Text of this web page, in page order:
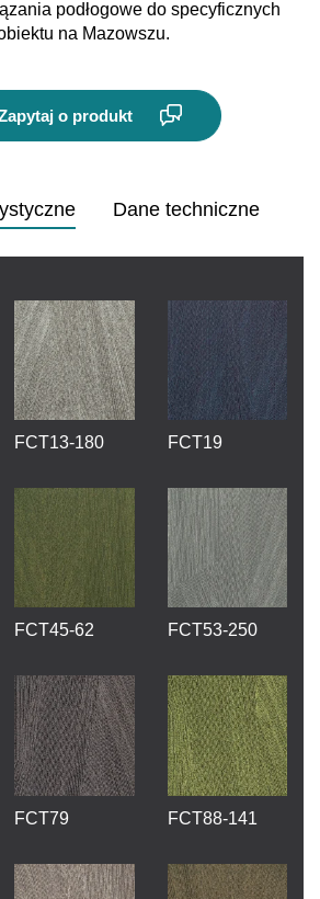
podłogowe do specyficznych
na Mazowszu.
o produkt
Dane techniczne
FCT13-180 FCT19
FCT45-62 FCT53-250
FCT79 FCT88-141